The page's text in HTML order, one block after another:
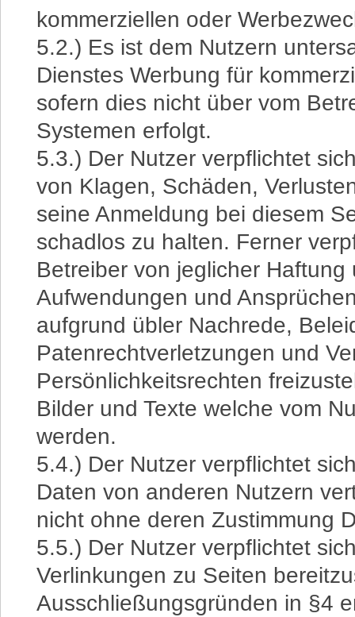
kommerziellen oder
5.2.) Es ist dem Nutzern
Dienstes Werbung für
sofern dies nicht über vom
Systemen erfolgt.
5.3.) Der Nutzer verpflichtet
von Klagen, Schäden,
seine Anmeldung bei diesem
schadlos zu halten. Ferner
Betreiber von jeglicher
Aufwendungen und
aufgrund übler Nachrede,
Patenrechtverletzungen und
Persönlichkeitsrechten
Bilder und Texte welche vom
werden.
5.4.) Der Nutzer verpflichtet
Daten von anderen Nutzern
nicht ohne deren Zustimmung
5.5.) Der Nutzer verpflichtet
Verlinkungen zu Seiten
Ausschließungsgründen in §4